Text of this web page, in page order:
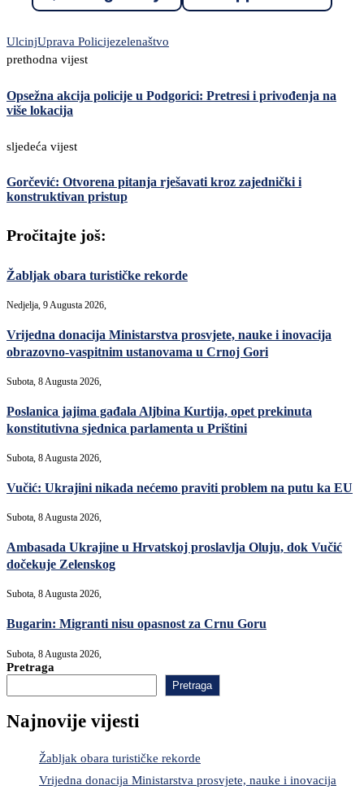
UlcinjUprava Policijezelenaštvo
prethodna vijest
Opsežna akcija policije u Podgorici: Pretresi i privođenja na
više lokacija
sljedeća vijest
Gorčević: Otvorena pitanja rješavati kroz zajednički i
konstruktivan pristup
Pročitajte još:
Žabljak obara turističke rekorde
Nedjelja, 9 Augusta 2026,
Vrijedna donacija Ministarstva prosvjete, nauke i inovacija
obrazovno-vaspitnim ustanovama u Crnoj Gori
Subota, 8 Augusta 2026,
Poslanica jajima gađala Aljbina Kurtija, opet prekinuta
konstitutivna sjednica parlamenta u Prištini
Subota, 8 Augusta 2026,
Vučić: Ukrajini nikada nećemo praviti problem na putu ka EU
Subota, 8 Augusta 2026,
Ambasada Ukrajine u Hrvatskoj proslavlja Oluju, dok Vučić
dočekuje Zelenskog
Subota, 8 Augusta 2026,
Bugarin: Migranti nisu opasnost za Crnu Goru
Subota, 8 Augusta 2026,
Pretraga
Pretraga
Najnovije vijesti
Žabljak obara turističke rekorde
Vrijedna donacija Ministarstva prosvjete, nauke i inovacija